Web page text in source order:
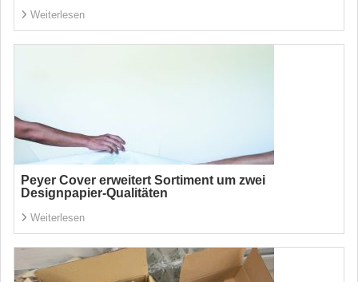
Weiterlesen
Peyer Cover erweitert Sortiment um zwei
Designpapier-Qualitäten
Weiterlesen